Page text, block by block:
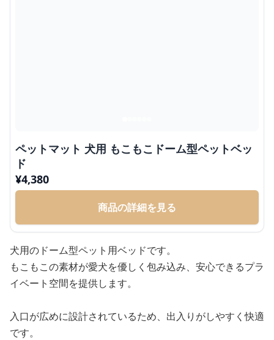
ペットマット 犬用 もこもこドーム型ペットベッ
ド
¥4,380
商品の詳細を見る
犬用のドーム型ペット用ベッドです。
もこもこの素材が愛犬を優しく包み込み、安心できるプラ
イベート空間を提供します。
入口が広めに設計されているため、出入りがしやすく快適
です。